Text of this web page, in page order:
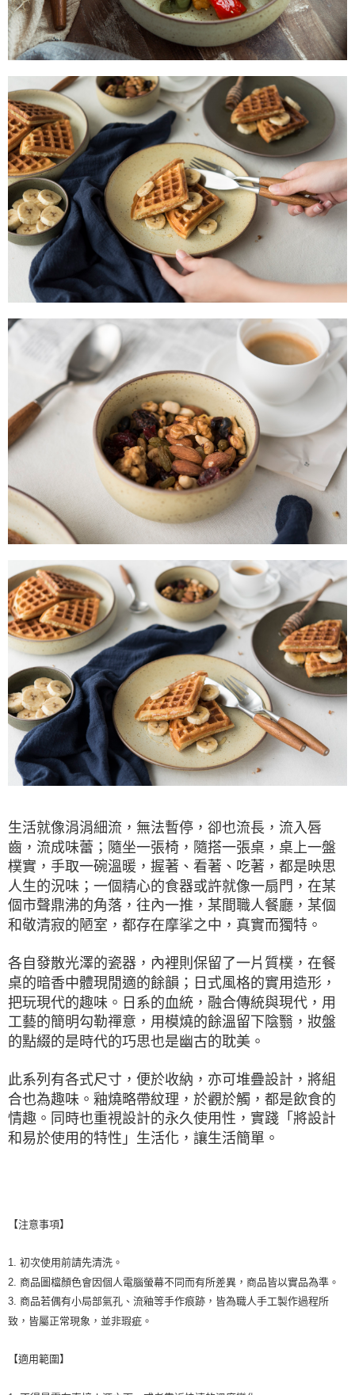
生活就像涓涓細流，無法暫停，卻也流長，流入唇
齒，流成味蕾；隨坐一張椅，隨搭一張桌，桌上一盤
樸實，手取一碗溫暖，握著、看著、吃著，都是映思
人生的況味；一個精心的食器或許就像一扇門，在某
個市聲鼎沸的角落，往內一推，某間職人餐廳，某個
和敬清寂的陋室，都存在摩挲之中，真實而獨特。
各自發散光澤的瓷器，內裡則保留了一片質樸，在餐
桌的暗香中體現閒適的餘韻；日式風格的實用造形，
把玩現代的趣味。日系的血統，融合傳統與現代，用
工藝的簡明勾勒禪意，用模燒的餘溫留下陰翳，妝盤
的點綴的是時代的巧思也是幽古的耽美。
此系列有各式尺寸，便於收納，亦可堆疊設計，將組
合也為趣味。釉燒略帶紋理，於觀於觸，都是飲食的
情趣。同時也重視設計的永久使用性，實踐「將設計
和易於使用的特性」生活化，讓生活簡單。
【注意事項】
1. 初次使用前請先清洗。
2. 商品圖檔顏色會因個人電腦螢幕不同而有所差異，商品皆以實品為準。
3. 商品若偶有小局部氣孔、流釉等手作痕跡，皆為職人手工製作過程所
致，皆屬正常現象，並非瑕疵。
【適用範圍】